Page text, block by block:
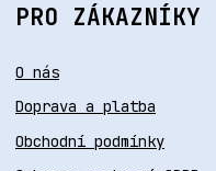
PRO ZÁKAZNÍKY
O nás
Doprava a platba
Obchodní podmínky